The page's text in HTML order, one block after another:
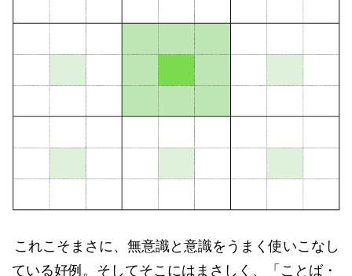
これこそまさに、無意識と意識をうまく使いこなし
ている好例。そしてそこにはまさしく、「ことば・